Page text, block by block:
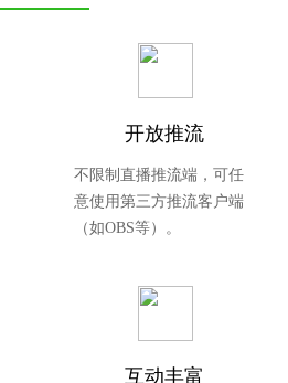
开放推流
不限制直播推流端，可任
意使用第三方推流客户端
（如OBS等）。
互动丰富